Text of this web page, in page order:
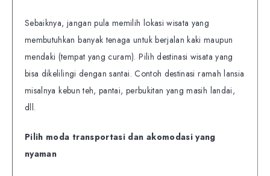
Sebaiknya, jangan pula memilih lokasi wisata yang
membutuhkan banyak tenaga untuk berjalan kaki maupun
mendaki (tempat yang curam). Pilih destinasi wisata yang
bisa dikelilingi dengan santai. Contoh destinasi ramah lansia
misalnya kebun teh, pantai, perbukitan yang masih landai,
dll.
Pilih moda transportasi dan akomodasi yang
nyaman